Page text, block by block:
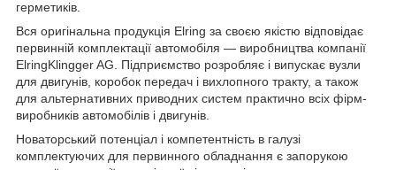
герметиків.
Вся оригінальна продукція Elring за своєю якістю відповідає
первинній комплектації автомобіля — виробництва компанії
ElringKlingger AG. Підприємство розробляє і випускає вузли
для двигунів, коробок передач і вихлопного тракту, а також
для альтернативних приводних систем практично всіх фірм-
виробників автомобілів і двигунів.
Новаторський потенціал і компетентність в галузі
комплектуючих для первинного обладнання є запорукою